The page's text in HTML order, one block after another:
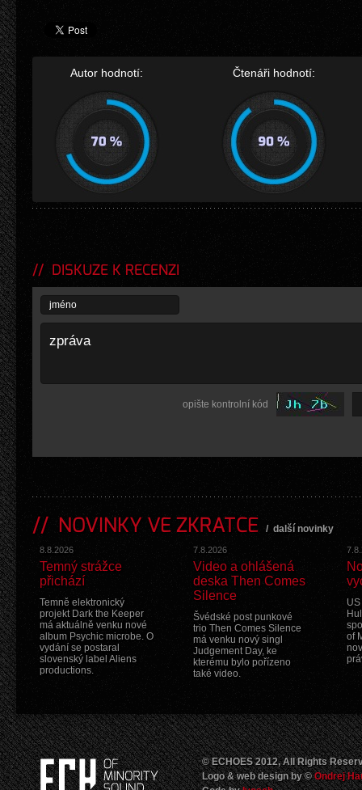
Autor hodnotí: Čtenáři hodnotí:
DISKUZE K RECENZI
opište kontrolní kód
NOVINKY VE ZKRATCE / další novinky
8.8.2026
Temný strážce
přichází
Temně elektronický
projekt Dark the Keeper
má aktuálně venku nové
album Psychic microbe. O
vydání se postaral
slovenský label Aliens
productions.
7.8.2026
Video a ohlášená
deska Then Comes
Silence
Švédské post punkové
trio Then Comes Silence
má venku nový singl
Judgement Day, ke
kterému bylo pořízeno
také video.
of
© ECHOES 2012, All Rights
Logo & web design by ©Ondrej